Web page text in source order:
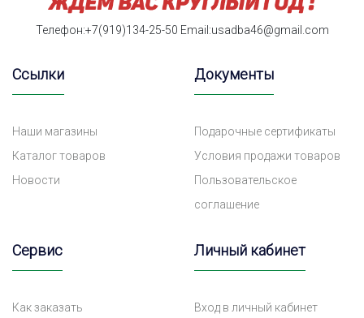
Телефон:+7(919)134-25-50 Email:usadba46@gmail.com
Ссылки
Наши магазины
Каталог товаров
Новости
Документы
Подарочные сертификаты
Условия продажи товаров
Пользовательское
соглашение
Сервис
Как заказать
Личный кабинет
Вход в личный кабинет